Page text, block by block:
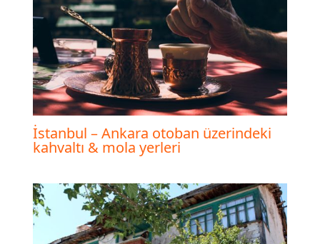
İstanbul – Ankara otoban üzerindeki
kahvaltı & mola yerleri